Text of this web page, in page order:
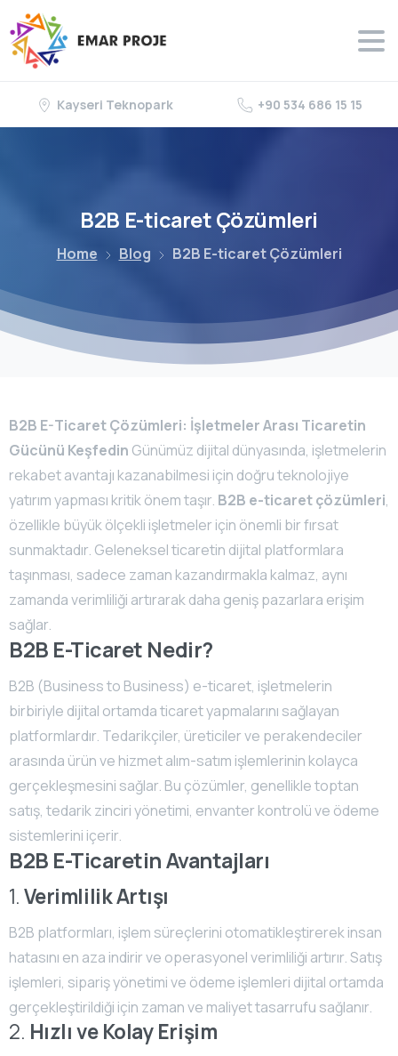
Kayseri Teknopark +90 534 686 15 15
B2B E-ticaretÇözümleri
Home Blog B2B E-ticaret Çözümleri
B2B E-Ticaret Çözümleri: İşletmeler Arası Ticaretin
Gücünü Keşfedin Günümüz dijital dünyasında, işletmelerin
rekabet avantajı kazanabilmesi için doğru teknolojiye
yatırım yapması kritik önem taşır. B2B e-ticaret çözümleri,
özellikle büyük ölçekli işletmeler için önemli bir fırsat
sunmaktadır. Geleneksel ticaretin dijital platformlara
taşınması, sadece zaman kazandırmakla kalmaz, aynı
zamanda verimliliği artırarak daha geniş pazarlara erişim
sağlar.
B2B E-Ticaret Nedir?
B2B (Business to Business) e-ticaret, işletmelerin
birbiriyle dijital ortamda ticaret yapmalarını sağlayan
platformlardır. Tedarikçiler, üreticiler ve perakendeciler
arasında ürün ve hizmet alım-satım işlemlerinin kolayca
gerçekleşmesini sağlar. Bu çözümler, genellikle toptan
satış, tedarik zinciri yönetimi, envanter kontrolü ve ödeme
sistemlerini içerir.
B2B E-Ticaretin Avantajları
1.Verimlilik Artışı
B2B platformları, işlem süreçlerini otomatikleştirerek insan
hatasını en aza indirir ve operasyonel verimliliği artırır. Satış
işlemleri, sipariş yönetimi ve ödeme işlemleri dijital ortamda
gerçekleştirildiği için zaman ve maliyet tasarrufu sağlanır.
2. Hızlı ve Kolay Erişim